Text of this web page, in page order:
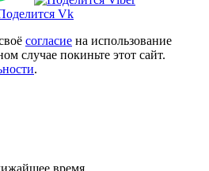
согласие на использование
случае покиньте этот сайт.
.
время.